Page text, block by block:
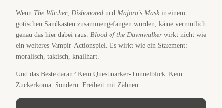
Wenn The Witcher, Dishonored und Majora’s Mask in einem
gotischen Sandkasten zusammengefangen würden, käme vermutlich
genau das hier dabei raus. Blood of the Dawnwalkerwirkt nicht wie
ein weiteres Vampir-Actionspiel. Es wirkt wie ein Statement:
moralisch, taktisch, knallhart.
Und das Beste daran? Kein Questmarker-Tunnelblick. Kein
Zuckerkoma. Sondern: Freiheit mit Zähnen.